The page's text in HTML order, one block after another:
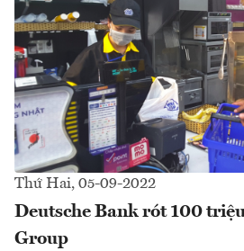
Thứ Hai, 05-09-2022
Deutsche Bank rót 100
Group